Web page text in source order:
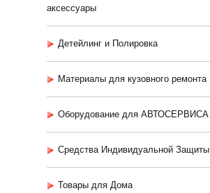
аксессуары
Детейлинг и Полировка
Материалы для кузовного ремонта
Оборудование для АВТОСЕРВИСА
Средства Индивидуальной Защиты
Товары для Дома